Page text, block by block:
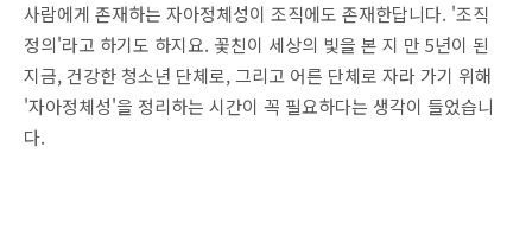
사람에게 존재하는 자아정체성이 조직에도 존재한답니다. '조직
정의'라고 하기도 하지요. 꽃친이 세상의 빛을 본 지 만 5년이 된
지금, 건강한 청소년 단체로, 그리고 어른 단체로 자라 가기 위해
'자아정체성'을 정리하는 시간이 꼭 필요하다는 생각이 들었습니
다.